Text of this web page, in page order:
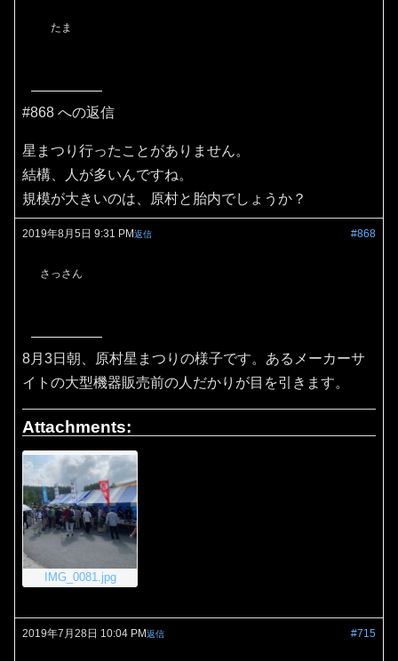
たま
#868 への返信
星まつり行ったことがありません。
結構、人が多いんですね。
規模が大きいのは、原村と胎内でしょうか？
2019年8月5日 9:31 PM #868
返信
さっさん
8月3日朝、原村星まつりの様子です。あるメーカーサ
イトの大型機器販売前の人だかりが目を引きます。
Attachments:
IMG_0081.jpg
2019年7月28日 10:04 PM #715
返信